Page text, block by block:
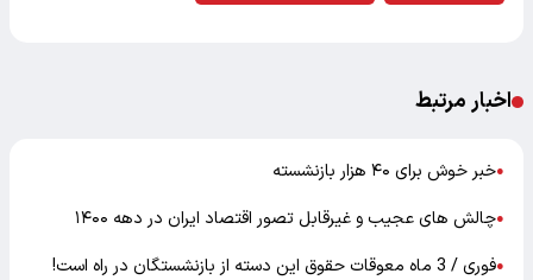
اخبار مرتبط
●خبر خوش برای ۴۰ هزار بازنشسته
●چالش های عجیب و غیرقابل تصور اقتصاد ایران در دهه ۱۴۰۰
●فوری / 3 ماه معوقات حقوق این دسته از بازنشستگان در راه است!